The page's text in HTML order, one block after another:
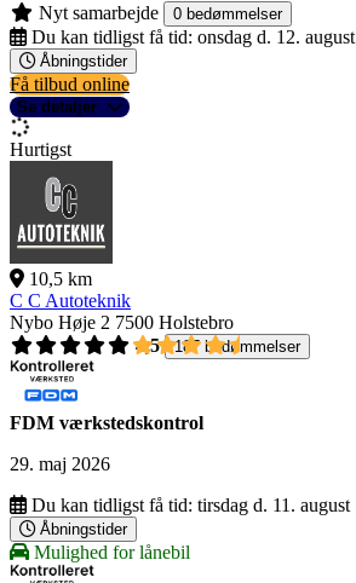
Nyt samarbejde
0 bedømmelser
Du kan tidligst få tid: onsdag d. 12. august
Åbningstider
Få tilbud online
Se detaljer
Hurtigst
10,5 km
C C Autoteknik
Nybo Høje 2 7500 Holstebro
4,5
187 bedømmelser
FDM værkstedskontrol
29. maj 2026
Du kan tidligst få tid: tirsdag d. 11. august
Åbningstider
Mulighed for lånebil